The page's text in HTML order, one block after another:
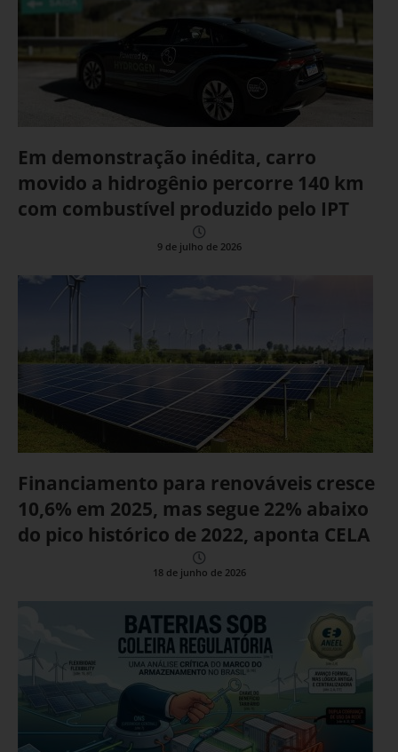
Em demonstração inédita, carro
movido a hidrogênio percorre 140 km
com combustível produzido pelo IPT
9 de julho de 2026
Financiamento para renováveis cresce
10,6% em 2025, mas segue 22% abaixo
do pico histórico de 2022, aponta CELA
18 de junho de 2026